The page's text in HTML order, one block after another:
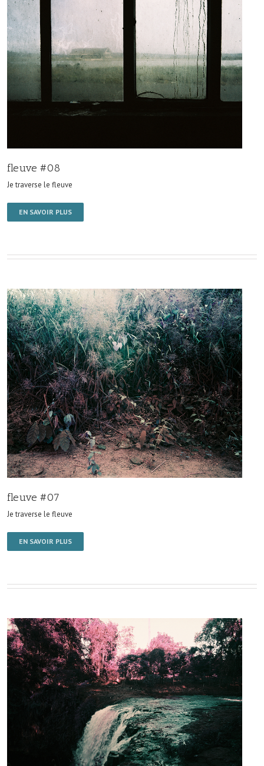
fleuve #08
Je traverse le fleuve
EN SAVOIR PLUS
fleuve #07
Je traverse le fleuve
EN SAVOIR PLUS